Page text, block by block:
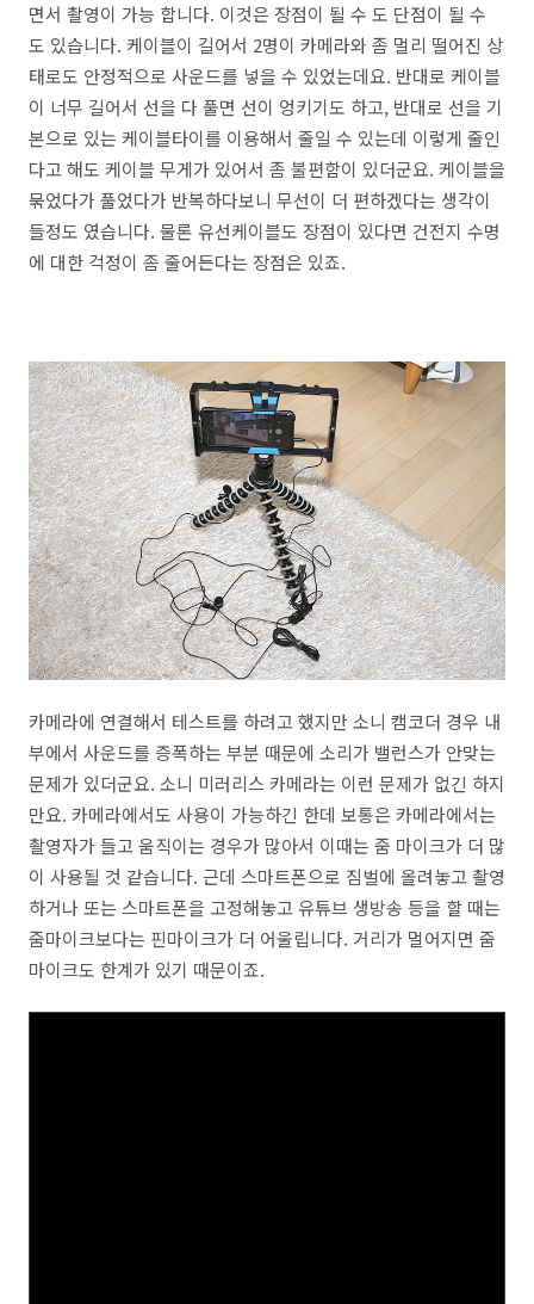
면서 촬영이 가능 합니다. 이것은 장점이 될 수 도 단점이 될 수
도 있습니다. 케이블이 길어서 2명이 카메라와 좀 멀리 떨어진 상
태로도 안정적으로 사운드를 넣을 수 있었는데요. 반대로 케이블
이 너무 길어서 선을 다 풀면 선이 엉키기도 하고, 반대로 선을 기
본으로 있는 케이블타이를 이용해서 줄일 수 있는데 이렇게 줄인
다고 해도 케이블 무게가 있어서 좀 불편함이 있더군요. 케이블을
묶었다가 풀었다가 반복하다보니 무선이 더 편하겠다는 생각이
들정도 였습니다. 물론 유선케이블도 장점이 있다면 건전지 수명
에 대한 걱정이 좀 줄어든다는 장점은 있죠.
카메라에 연결해서 테스트를 하려고 했지만 소니 캠코더 경우 내
부에서 사운드를 증폭하는 부분 때문에 소리가 밸런스가 안맞는
문제가 있더군요. 소니 미러리스 카메라는 이런 문제가 없긴 하지
만요. 카메라에서도 사용이 가능하긴 한데 보통은 카메라에서는
촬영자가 들고 움직이는 경우가 많아서 이때는 줌 마이크가 더 많
이 사용될 것 같습니다. 근데 스마트폰으로 짐벌에 올려놓고 촬영
하거나 또는 스마트폰을 고정해놓고 유튜브 생방송 등을 할 때는
줌마이크보다는 핀마이크가 더 어울립니다. 거리가 멀어지면 줌
마이크도 한계가 있기 때문이죠.